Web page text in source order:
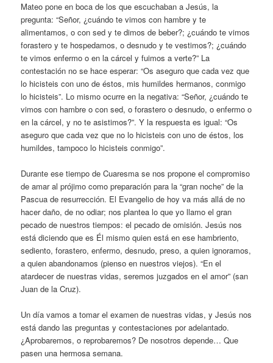
Mateo pone en boca de los que escuchaban a Jesús, la
pregunta: “Señor, ¿cuándo te vimos con hambre y te
alimentamos, o con sed y te dimos de beber?; ¿cuándo te vimos
forastero y te hospedamos, o desnudo y te vestimos?; ¿cuándo
te vimos enfermo o en la cárcel y fuimos a verte?” La
contestación no se hace esperar: “Os aseguro que cada vez que
lo hicisteis con uno de éstos, mis humildes hermanos, conmigo
lo hicisteis”. Lo mismo ocurre en la negativa: “Señor, ¿cuándo te
vimos con hambre o con sed, o forastero o desnudo, o enfermo o
en la cárcel, y no te asistimos?”. Y la respuesta es igual: “Os
aseguro que cada vez que no lo hicisteis con uno de éstos, los
humildes, tampoco lo hicisteis conmigo”.
Durante ese tiempo de Cuaresma se nos propone el compromiso
de amar al prójimo como preparación para la “gran noche” de la
Pascua de resurrección. El Evangelio de hoy va más allá de no
hacer daño, de no odiar; nos plantea lo que yo llamo el gran
pecado de nuestros tiempos: el pecado de omisión. Jesús nos
está diciendo que es Él mismo quien está en ese hambriento,
sediento, forastero, enfermo, desnudo, preso, a quien ignoramos,
a quien abandonamos (pienso en nuestros viejos). “En el
atardecer de nuestras vidas, seremos juzgados en el amor” (san
Juan de la Cruz).
Un día vamos a tomar el examen de nuestras vidas, y Jesús nos
está dando las preguntas y contestaciones por adelantado.
¿Aprobaremos, o reprobaremos? De nosotros depende… Que
pasen una hermosa semana.